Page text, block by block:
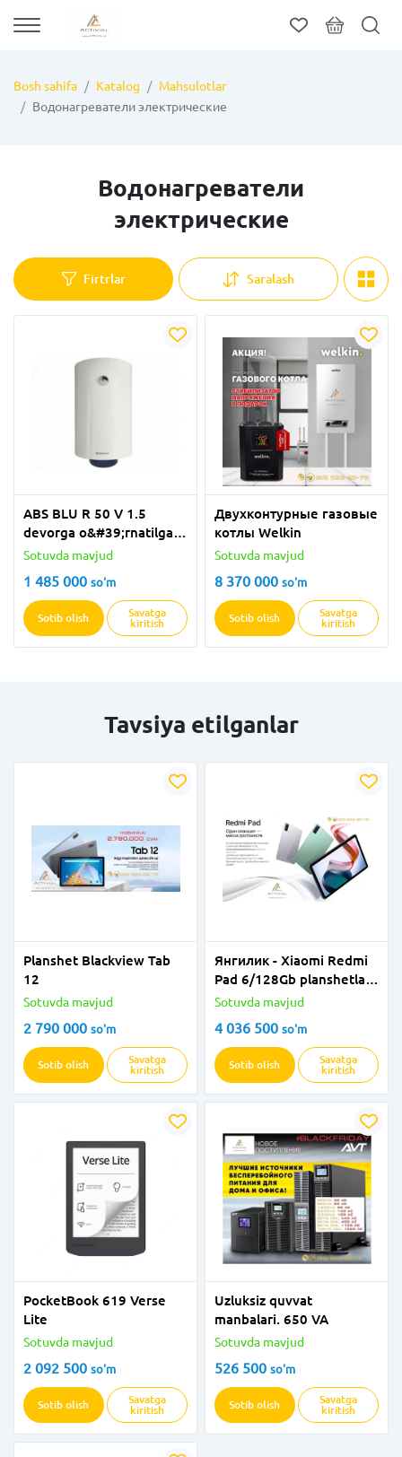
Bosh sahifa Katalog
Mahsulotlar
Водонагреватели электрические
Водонагреватели
электрические
Firtrlar Saralash
ABS BLU R 50 V 1.5
devorga o&#39;rnatilgan
suv isitgichi
Sotuvda mavjud
1 485 000 so'm
Sotib olish
Savatga
kiritish
Двухконтурные газовые
котлы Welkin
Sotuvda mavjud
8 370 000 so'm
Sotib olish
Savatga
kiritish
Tavsiya etilganlar
Planshet Blackview Tab
12
Sotuvda mavjud
2 790 000 so'm
Sotib olish
Savatga
kiritish
Янгилик - Xiaomi Redmi
Pad 6/128Gb planshetlar
rasmiy dilerdan!
Sotuvda mavjud
4 036 500 so'm
Sotib olish
Savatga
kiritish
PocketBook 619 Verse
Lite
Sotuvda mavjud
2 092 500 so'm
Sotib olish
Savatga
kiritish
Uzluksiz quvvat
manbalari. 650 VA
Sotuvda mavjud
526 500 so'm
Sotib olish
Savatga
kiritish